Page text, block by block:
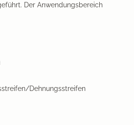
Der Anwendungsbereich
Dehnungsstreifen